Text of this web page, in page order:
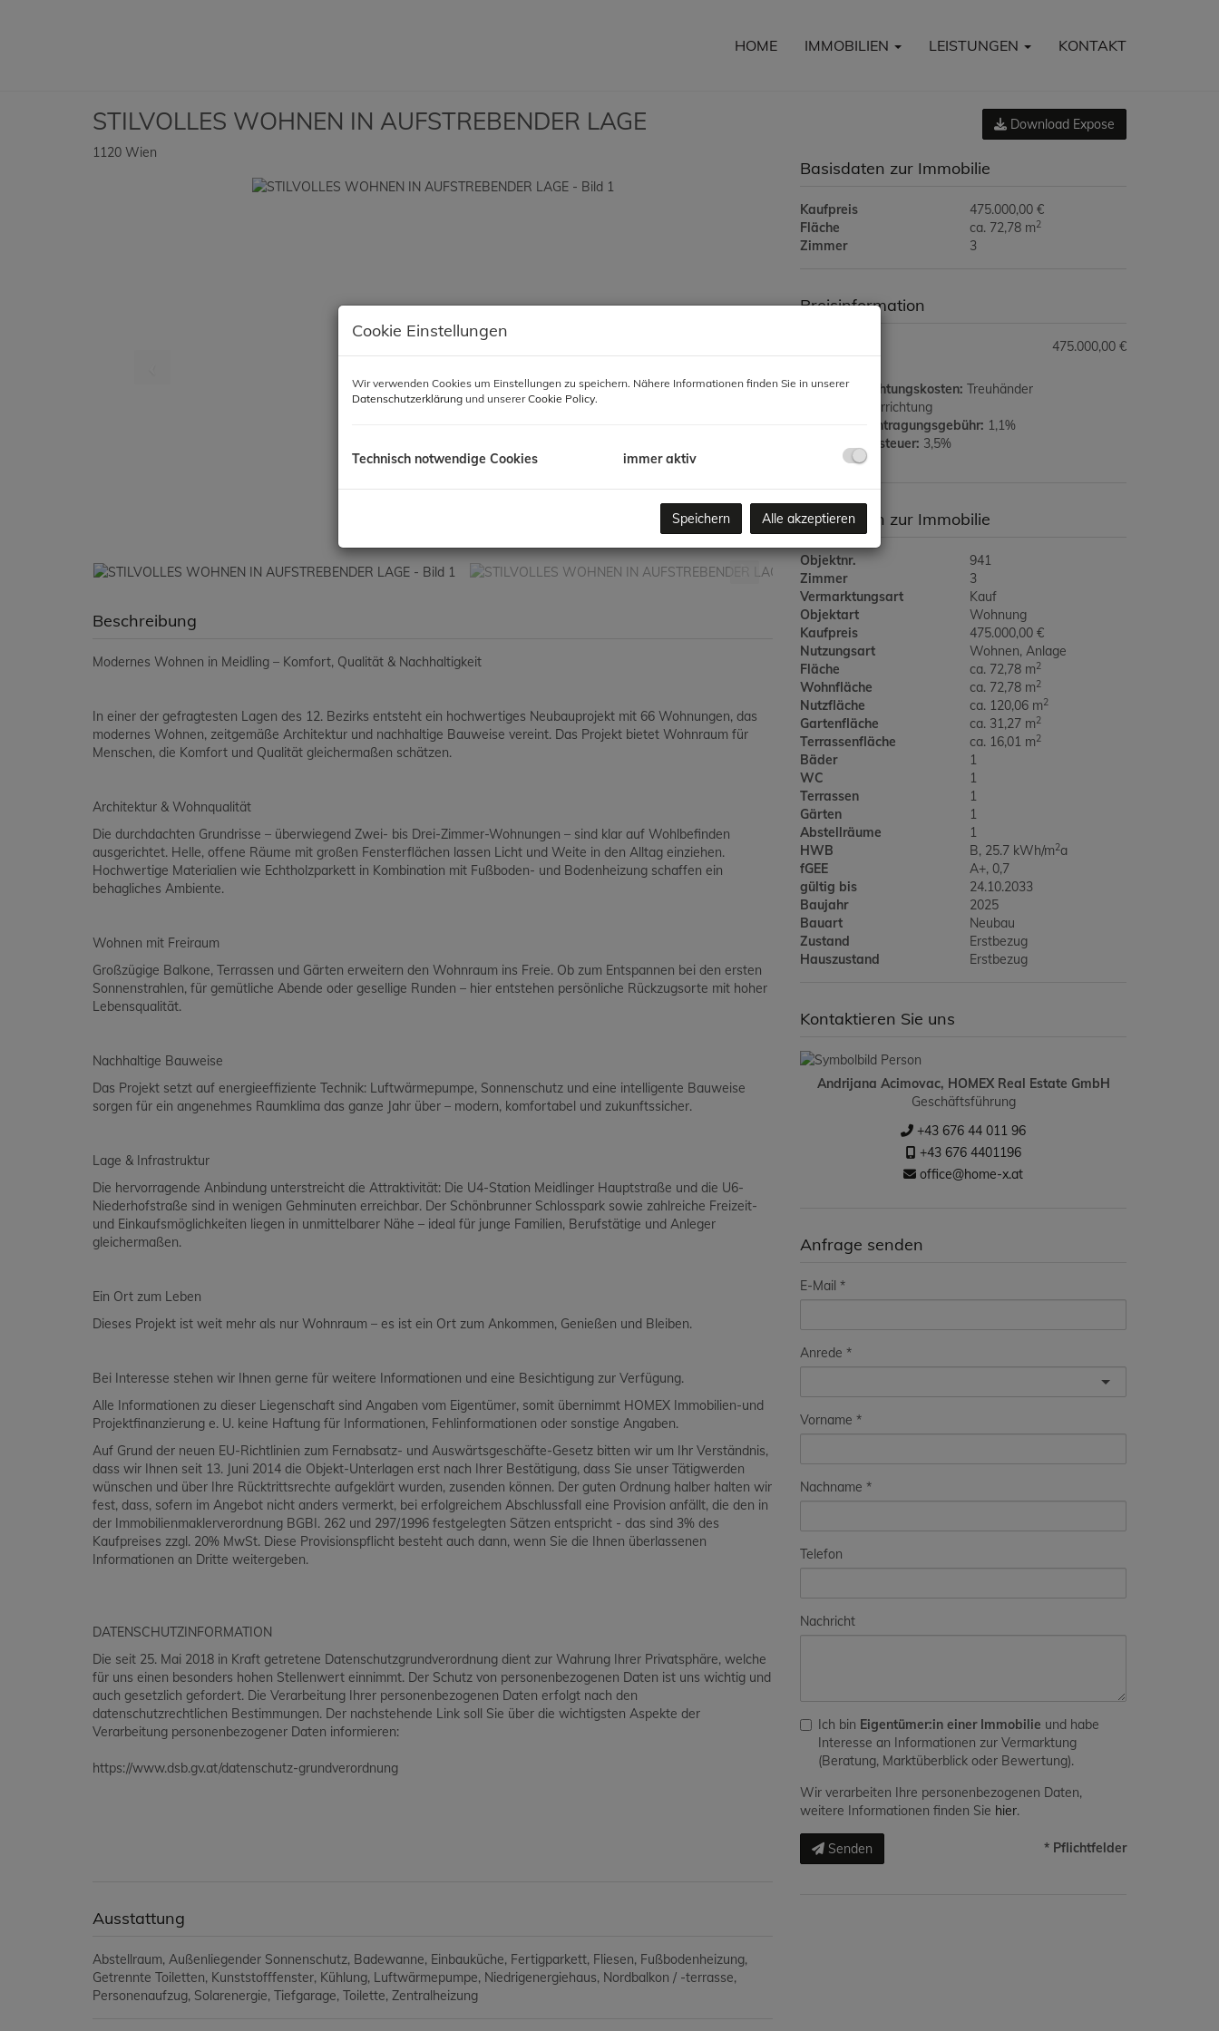
HOME IMMOBILIEN LEISTUNGEN KONTAKT
STILVOLLES WOHNEN IN AUFSTREBENDER LAGE
1120 Wien
Beschreibung
Modernes Wohnen in Meidling – Komfort, Qualität & Nachhaltigkeit
In einer der gefragtesten Lagen des 12. Bezirks entsteht ein hochwertiges Neubauprojekt mit 66 Wohnungen, das
modernes Wohnen, zeitgemäße Architektur und nachhaltige Bauweise vereint. Das Projekt bietet Wohnraum für
Menschen, die Komfort und Qualität gleichermaßen schätzen.
Architektur & Wohnqualität
Die durchdachten Grundrisse – überwiegend Zwei- bis Drei-Zimmer-Wohnungen – sind klar auf Wohlbefinden
ausgerichtet. Helle, offene Räume mit großen Fensterflächen lassen Licht und Weite in den Alltag einziehen.
Hochwertige Materialien wie Echtholzparkett in Kombination mit Fußboden- und Bodenheizung schaffen ein
behagliches Ambiente.
Wohnen mit Freiraum
Großzügige Balkone, Terrassen und Gärten erweitern den Wohnraum ins Freie. Ob zum Entspannen bei den ersten
Sonnenstrahlen, für gemütliche Abende oder gesellige Runden – hier entstehen persönliche Rückzugsorte mit hoher
Lebensqualität.
Nachhaltige Bauweise
Das Projekt setzt auf energieeffiziente Technik: Luftwärmepumpe, Sonnenschutz und eine intelligente Bauweise
sorgen für ein angenehmes Raumklima das ganze Jahr über – modern, komfortabel und zukunftssicher.
Lage & Infrastruktur
Die hervorragende Anbindung unterstreicht die Attraktivität: Die U4-Station Meidlinger Hauptstraße und die U6-
Niederhofstraße sind in wenigen Gehminuten erreichbar. Der Schönbrunner Schlosspark sowie zahlreiche Freizeit-
und Einkaufsmöglichkeiten liegen in unmittelbarer Nähe – ideal für junge Familien, Berufstätige und Anleger
gleichermaßen.
Ein Ort zum Leben
Dieses Projekt ist weit mehr als nur Wohnraum – es ist ein Ort zum Ankommen, Genießen und Bleiben.
Bei Interesse stehen wir Ihnen gerne für weitere Informationen und eine Besichtigung zur Verfügung.
Alle Informationen zu dieser Liegenschaft sind Angaben vom Eigentümer, somit übernimmt HOMEX Immobilien-und
Projektfinanzierung e. U. keine Haftung für Informationen, Fehlinformationen oder sonstige Angaben.
Auf Grund der neuen EU-Richtlinien zum Fernabsatz- und Auswärtsgeschäfte-Gesetz bitten wir um Ihr Verständnis,
dass wir Ihnen seit 13. Juni 2014 die Objekt-Unterlagen erst nach Ihrer Bestätigung, dass Sie unser Tätigwerden
wünschen und über Ihre Rücktrittsrechte aufgeklärt wurden, zusenden können. Der guten Ordnung halber halten wir
fest, dass, sofern im Angebot nicht anders vermerkt, bei erfolgreichem Abschlussfall eine Provision anfällt, die den in
der Immobilienmaklerverordnung BGBI. 262 und 297/1996 festgelegten Sätzen entspricht - das sind 3% des
Kaufpreises zzgl. 20% MwSt. Diese Provisionspflicht besteht auch dann, wenn Sie die Ihnen überlassenen
Informationen an Dritte weitergeben.
DATENSCHUTZINFORMATION
Die seit 25. Mai 2018 in Kraft getretene Datenschutzgrundverordnung dient zur Wahrung Ihrer Privatsphäre, welche
für uns einen besonders hohen Stellenwert einnimmt. Der Schutz von personenbezogenen Daten ist uns wichtig und
auch gesetzlich gefordert. Die Verarbeitung Ihrer personenbezogenen Daten erfolgt nach den
datenschutzrechtlichen Bestimmungen. Der nachstehende Link soll Sie über die wichtigsten Aspekte der
Verarbeitung personenbezogener Daten informieren:
https://www.dsb.gv.at/datenschutz-grundverordnung
Ausstattung
Abstellraum Außenliegender Sonnenschutz Badewanne Einbauküche Fertigparkett Fliesen Fußbodenheizung
Getrennte Toiletten Kunststofffenster Kühlung Luftwärmepumpe Niedrigenergiehaus Nordbalkon / -terrasse
Personenaufzug Solarenergie Tiefgarage Toilette Zentralheizung
Download Expose
Basisdaten zur Immobilie
Kaufpreis
475.000,00 €
Fläche
ca. 72,78 m2
Zimmer 3
Preisinformation
475.000,00 €
Vertragserrichtungskosten: Treuhänder
/Kaufvertragerrichtung
Grundbucheintragungsgebühr: 1,1%
Grunderwerbsteuer: 3,5%
Basisdaten zur Immobilie
Objektnr.
941
Zimmer
3
Vermarktungsart
Kauf
Objektart
Wohnung
Kaufpreis
475.000,00 €
Nutzungsart
Wohnen Anlage
Fläche
ca. 72,78 m2
Wohnfläche ca. 72,78 m2
Nutzfläche ca. 120,06 m2
Gartenfläche ca. 31,27 m2
Terrassenfläche ca. 16,01 m2
Bäder
1
WC
1
Terrassen
1
Gärten
1
Abstellräume
1
HWB
B, 25.7 kWh/m2a
fGEE
A+, 0,7
gültig bis
24.10.2033
Baujahr
2025
Bauart
Neubau
Zustand
Erstbezug
Hauszustand
Erstbezug
Kontaktieren Sie uns
Andrijana Acimovac, HOMEX Real Estate GmbH
Geschäftsführung
+43 676 44 011 96
+43 676 4401196
office@home-x.at
Anfrage senden
E-Mail
Anrede
Vorname
Nachname
Telefon
Nachricht
Ich bin Eigentümer:in einer Immobilie und habe
Interesse an Informationen zur Vermarktung
(Beratung, Marktüberblick oder Bewertung).
Wir verarbeiten Ihre personenbezogenen Daten,
weitere Informationen finden Sie hier.
Senden * Pflichtfelder
Cookie Einstellungen
Wir verwenden Cookies um Einstellungen zu speichern. Nähere Informationen finden Sie in unserer
Datenschutzerklärung und unsererCookie Policy.
Technisch notwendige Cookies immer aktiv
Speichern Alle akzeptieren